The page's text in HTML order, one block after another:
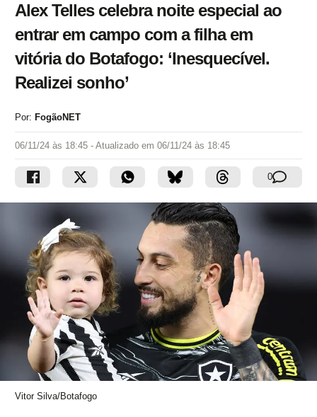
Alex Telles celebra noite especial ao
entrar em campo com a filha em
vitória do Botafogo: ‘Inesquecível.
Realizei sonho’
Por: FogãoNET
06/11/24 às 18:45 - Atualizado em 06/11/24 às 18:45
0
Vitor Silva/Botafogo